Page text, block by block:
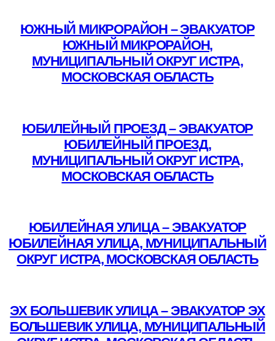
ЮЖНЫЙ МИКРОРАЙОН – ЭВАКУАТОР
ЮЖНЫЙ МИКРОРАЙОН,
МУНИЦИПАЛЬНЫЙ ОКРУГ ИСТРА,
МОСКОВСКАЯ ОБЛАСТЬ
ЮБИЛЕЙНЫЙ ПРОЕЗД – ЭВАКУАТОР
ЮБИЛЕЙНЫЙ ПРОЕЗД,
МУНИЦИПАЛЬНЫЙ ОКРУГ ИСТРА,
МОСКОВСКАЯ ОБЛАСТЬ
ЮБИЛЕЙНАЯ УЛИЦА – ЭВАКУАТОР
ЮБИЛЕЙНАЯ УЛИЦА, МУНИЦИПАЛЬНЫЙ
ОКРУГ ИСТРА, МОСКОВСКАЯ ОБЛАСТЬ
ЭХ БОЛЬШЕВИК УЛИЦА – ЭВАКУАТОР ЭХ
БОЛЬШЕВИК УЛИЦА, МУНИЦИПАЛЬНЫЙ